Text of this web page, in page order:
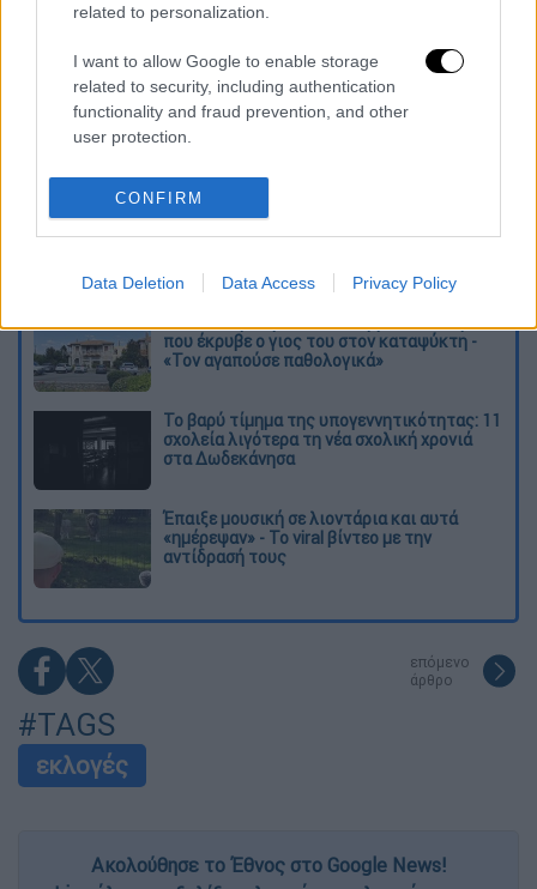
related to personalization.
I want to allow Google to enable storage
related to security, including authentication
functionality and fraud prevention, and other
user protection.
CONFIRM
Data Deletion Data Access Privacy Policy
Η ζωή αποδεικνύει καθηµερινά πόσες
εναλλακτικές ανοίγει µπροστά σου. Μην τις
αφήσεις ανεκµετάλλευτες. Απλώς θα τις
πάρει άλλος.
Διαβάστε ακόμη
Η «ακτινογραφία» της καταστροφής από
τις φωτιές στη Δυτική Αττική - Οι
του δάσους
«Κλειδί» η ιατροδικαστική για τον 90χρονο
που έκρυβε ο γιος του στον καταψύκτη -
«Τον αγαπούσε παθολογικά»
Το βαρύ τίμημα της υπογεννητικότητας: 11
σχολεία λιγότερα τη νέα σχολική χρονιά
στα Δωδεκάνησα
Έπαιξε μουσική σε λιοντάρια και αυτά
«ημέρεψαν» - Το viral βίντεο με την
αντίδρασή τους
επόμενο
άρθρο
#TAGS
εκλογές
Ακολούθησε το Έθνος στο Google News!